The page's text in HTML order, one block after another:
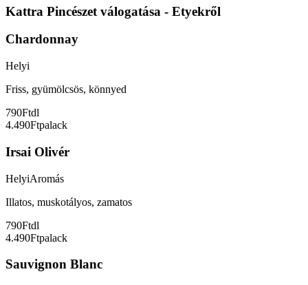
Kattra Pincészet válogatása - Etyekről
Chardonnay
Helyi
Friss, gyümölcsös, könnyed
790Ftdl
4.490Ftpalack
Irsai Olivér
HelyiAromás
Illatos, muskotályos, zamatos
790Ftdl
4.490Ftpalack
Sauvignon Blanc